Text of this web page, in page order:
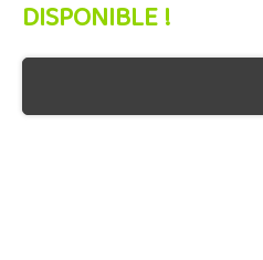
DISPONIBLE !